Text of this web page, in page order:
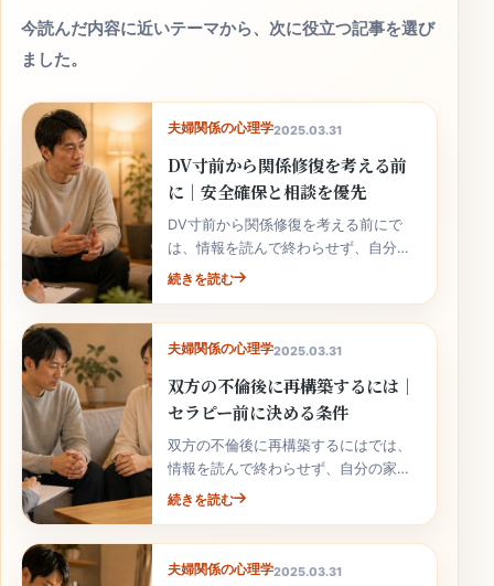
今読んだ内容に近いテーマから、次に役立つ記事を選び
ました。
夫婦関係の心理学2025.03.31
DV寸前から関係修復を考える前
に｜安全確保と相談を優先
DV寸前から関係修復を考える前にで
は、情報を読んで終わらせず、自分の
家庭の事実と次の行動へ落とし込むこ
続きを読む
夫婦関係の心理学2025.03.31
双方の不倫後に再構築するには｜
セラピー前に決める条件
双方の不倫後に再構築するにはでは、
情報を読んで終わらせず、自分の家庭
の事実と次の行動へ落とし込むことが
続きを読む
夫婦関係の心理学2025.03.31